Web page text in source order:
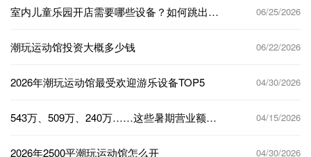
室内儿童乐园开店需要哪些设备？如何跳出同
06/25/2026
潮玩运动馆投资大概多少钱 06/22/2026
2026年潮玩运动馆最受欢迎游乐设备TOP5 04/30/2026
543万、509万、240万……这些暑期营业额的
04/15/2026
2026年2500平潮玩运动馆怎么开 04/30/2026